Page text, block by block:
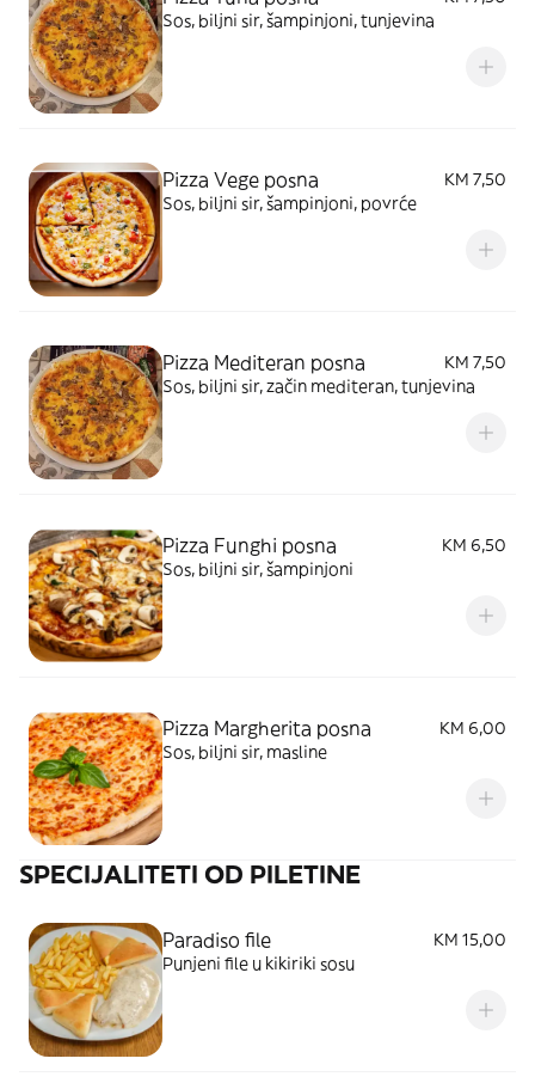
Sos, biljni sir, šampinjoni, tunjevina
Pizza Vege posna
KM 7,50
Sos, biljni sir, šampinjoni, povrće
Pizza Mediteran posna
KM 7,50
Sos, biljni sir, začin mediteran, tunjevina
Pizza Funghi posna
KM 6,50
Sos, biljni sir, šampinjoni
Pizza Margherita posna
KM 6,00
Sos, biljni sir, masline
SPECIJALITETI OD PILETINE
Paradiso file
KM 15,00
Punjeni file u kikiriki sosu